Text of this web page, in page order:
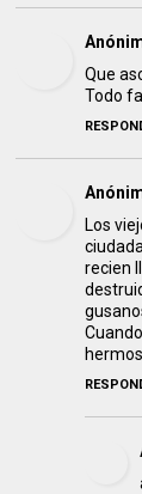
Que
Todo
Los
recien